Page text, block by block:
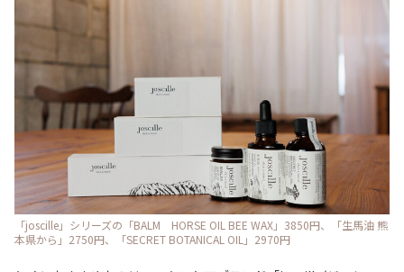
「joscille」シリーズの「BALM HORSE OIL BEE WAX」3850円、「生馬油 熊
本県から」2750円、「SECRET BOTANICAL OIL」2970円